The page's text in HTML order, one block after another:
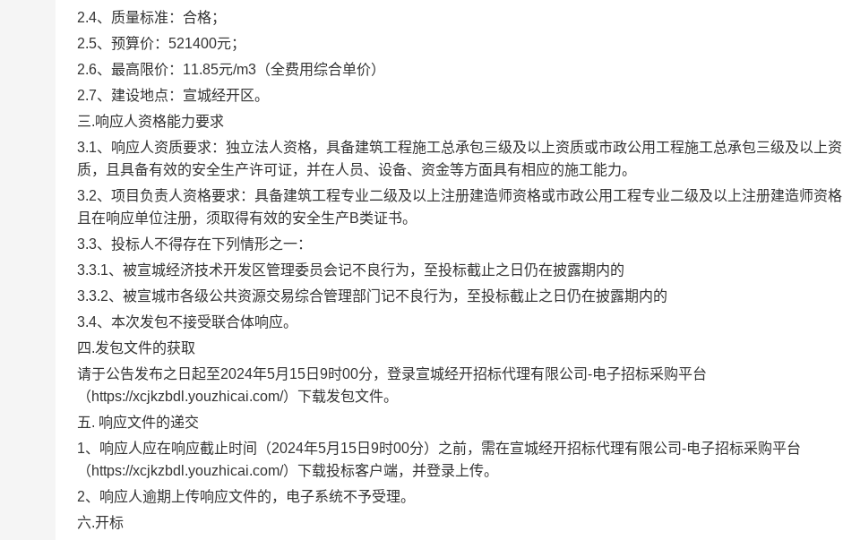
2.4、质量标准：合格；
2.5、预算价： 521400元；
2.6、最高限价： 11.85元/m3（全费用综合单价）
2.7、建设地点：宣城经开区。
三.响应人资格能力要求
3.1、响应人资质要求：独立法人资格，具备建筑工程施工总承包三级及以上资质或市政公用工程施工总承包三级及以上资
质，且具备有效的安全生产许可证，并在人员、设备、资金等方面具有相应的施工能力。
3.2、项目负责人资格要求：具备建筑工程专业二级及以上注册建造师资格或市政公用工程专业二级及以上注册建造师资格
且在响应单位注册，须取得有效的安全生产B类证书。
3.3、投标人不得存在下列情形之一：
3.3.1、被宣城经济技术开发区管理委员会记不良行为，至投标截止之日仍在披露期内的
3.3.2、被宣城市各级公共资源交易综合管理部门记不良行为，至投标截止之日仍在披露期内的
3.4、本次发包不接受联合体响应。
四.发包文件的获取
请于公告发布之日起至2024年5月15日9时00分， 登录宣城经开招标代理有限公司-电子招标采购平台
（https://xcjkzbdl.youzhicai.com/）下载发包文件。
五. 响应文件的递交
1、响应人应在响应截止时间（2024年5月15日9时00分）之前，需在宣城经开招标代理有限公司-电子招标采购平台
（https://xcjkzbdl.youzhicai.com/）下载投标客户端，并登录上传。
2、响应人逾期上传响应文件的，电子系统不予受理。
六.开标